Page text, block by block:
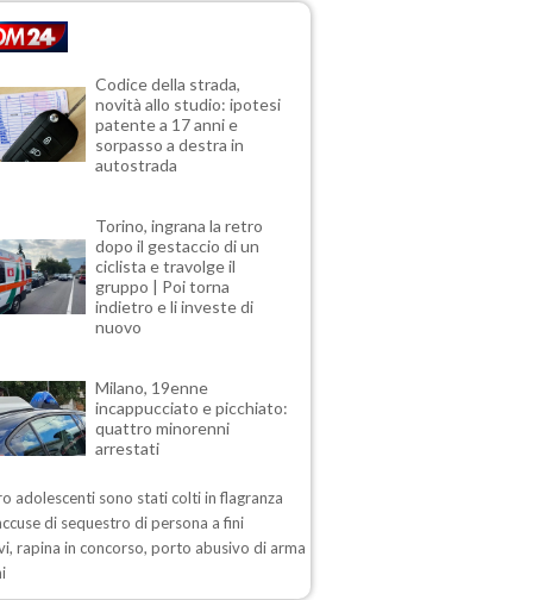
Codice della strada,
novità allo studio: ipotesi
patente a 17 anni e
sorpasso a destra in
autostrada
Torino, ingrana la retro
dopo il gestaccio di un
ciclista e travolge il
gruppo | Poi torna
indietro e li investe di
nuovo
Milano, 19enne
incappucciato e picchiato:
quattro minorenni
arrestati
adolescenti sono stati colti in flagranza
di sequestro di persona a fini
rapina in concorso, porto abusivo di arma